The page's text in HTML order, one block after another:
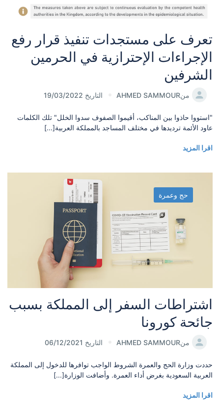
تعرف على مستجدات تنفيذ قرار رفع
الإجراءات الإحترازية في الحرمين
الشرفين
منAHMED SAMMOUR التاريخ 19/03/2022
"استووا حاذوا بين المناكب، أقيموا الصفوف سدوا الخلل" تلك الكلمات
عاود الأئمة ترديدها في مختلف المساجد بالمملكة العربية[...]
اقرا المزيد
حج وعمرة
اشتراطات السفر إلى المملكة بسبب
جائحة كورونا
منAHMED SAMMOUR التاريخ 06/12/2021
حددت وزارة الحج والعمرة الشروط الواجب توافرها للدخول إلى المملكة
العربية السعودية بغرض أداء العمرة. وأضافت الوزارة[...]
اقرا المزيد